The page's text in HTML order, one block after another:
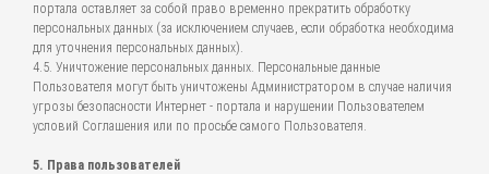
портала оставляет за собой право временно прекратить обработку
персональных данных (за исключением случаев, если обработка необходима
для уточнения персональных данных).
4.5. Уничтожение персональных данных. Персональные данные
Пользователя могут быть уничтожены Администратором в случае наличия
угрозы безопасности Интернет - портала и нарушении Пользователем
условий Соглашения или по просьбе самого Пользователя.
5. Права пользователей